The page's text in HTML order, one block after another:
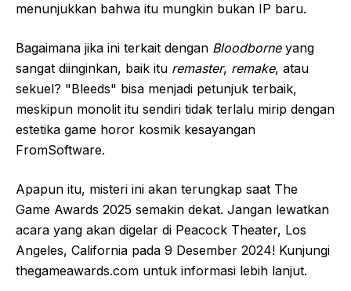
menunjukkan bahwa itu mungkin bukan IP baru.
Bagaimana jika ini terkait dengan Bloodborneyang
sangat diinginkan, baik itu remaster, remake, atau
sekuel? "Bleeds" bisa menjadi petunjuk terbaik,
meskipun monolit itu sendiri tidak terlalu mirip dengan
estetika game horor kosmik kesayangan
FromSoftware.
Apapun itu, misteri ini akan terungkap saat The
Game Awards 2025 semakin dekat. Jangan lewatkan
acara yang akan digelar di Peacock Theater, Los
Angeles, California pada 9 Desember 2024! Kunjungi
thegameawards.com untuk informasi lebih lanjut.